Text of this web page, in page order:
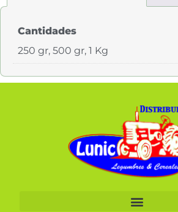
Cantidades
250 gr, 500 gr, 1 Kg